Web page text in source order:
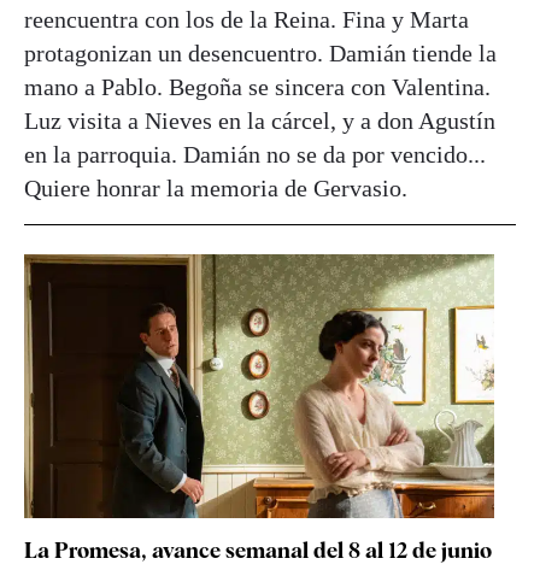
reencuentra con los de la Reina. Fina y Marta
protagonizan un desencuentro. Damián tiende la
mano a Pablo. Begoña se sincera con Valentina.
Luz visita a Nieves en la cárcel, y a don Agustín
en la parroquia. Damián no se da por vencido...
Quiere honrar la memoria de Gervasio.
La Promesa, avance semanal del 8 al 12 de junio